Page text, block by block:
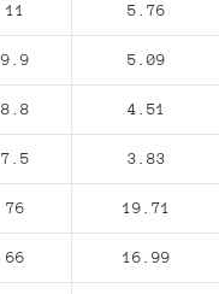
11 5.76
9.9 5.09
8.8 4.51
7.5 3.83
76 19.71
66 16.99